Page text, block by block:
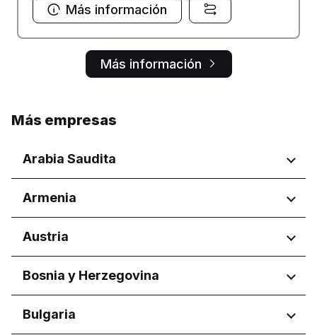
Más información
Más información
Más empresas
Arabia Saudita
Regiones
Al Madinah Province
Al Qassim Province
Provincia de Riad
Oriental
Aseer Province
Armenia
Regiones
Austria
Regiones
Bosnia y Herzegovina
Regiones
Bulgaria